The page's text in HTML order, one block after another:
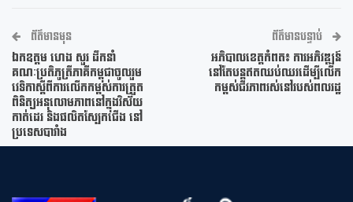
ព័ត៌មានមុន
ឯកឧត្តម ហេង សួរ ដឹកនាំ
គណៈប្រតិភូត្រីភាគីកម្ពុជាចូលរួម
វេទិកាស្តីពីការលើកកម្ពស់ការត្រួត
ពិនិត្យអនុលោមភាពនៅក្នុងវិស័យ
កាត់ដេរ និងផលិតស្បែកជើង នៅ
ប្រទេសបារាំង
ព័ត៌មានបន្ទាប់
អភិបាលខេត្តកំពត៖ ការអភិវឌ្ឍន៍
នៅតែបន្តឥតឈប់ឈរដើម្បីលើក
កម្ពស់ជីវភាពរស់នៅរបស់ពលរដ្ឋ